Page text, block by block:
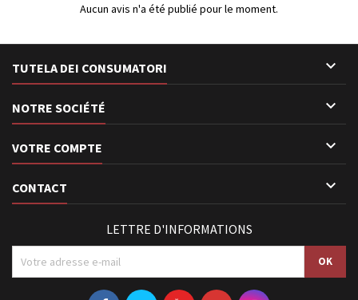
Aucun avis n'a été publié pour le moment.
TUTELA DEI CONSUMATORI 
NOTRE SOCIÉTÉ 
VOTRE COMPTE 
CONTACT 
LETTRE D'INFORMATIONS